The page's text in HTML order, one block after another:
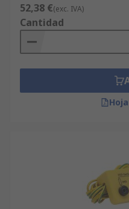
52,38 €(exc. IVA)
Cantidad